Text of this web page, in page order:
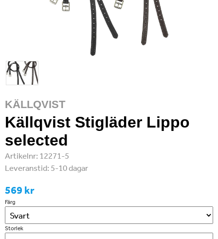
KÄLLQVIST
Källqvist Stigläder Lippo
selected
Artikelnr: 12271-5
Leveranstid: 5-10 dagar
569 kr
Färg
Storlek